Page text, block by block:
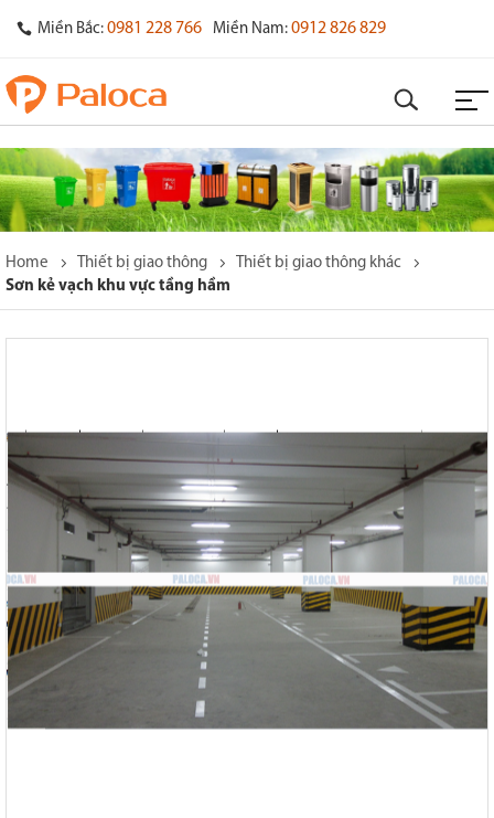
Miền Bắc: 0981 228 766 Miền Nam: 0912 826 829
Home Thiết bị giao thông
Thiết bị giao thông khác
Sơn kẻ vạch khu vực tầng hầm